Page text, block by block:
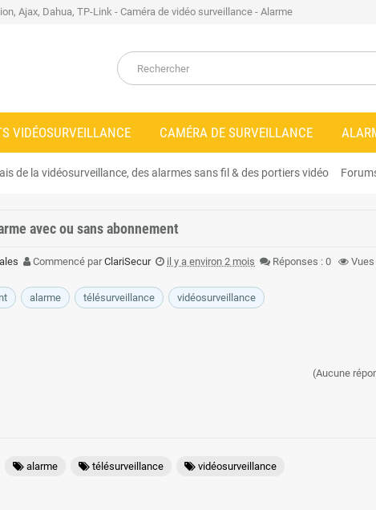
Ajax, Dahua, TP-Link - Caméra de vidéo surveillance - Alarme
VIDÉOSURVEILLANCE CAMÉRA DE SURVEILLANCE
de la vidéosurveillance, des alarmes sans fil & des portiers vidéo
avec ou sans abonnement
Commencé parClariSecur il y a environ 2 mois Réponses : 0 Vues
alarme télésurveillance vidéosurveillance
(Aucune
alarme télésurveillance vidéosurveillance